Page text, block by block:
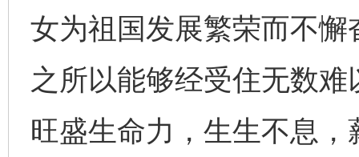
女为祖国发展繁荣而不
之所以能够经受住无数
旺盛生命力，生生不息